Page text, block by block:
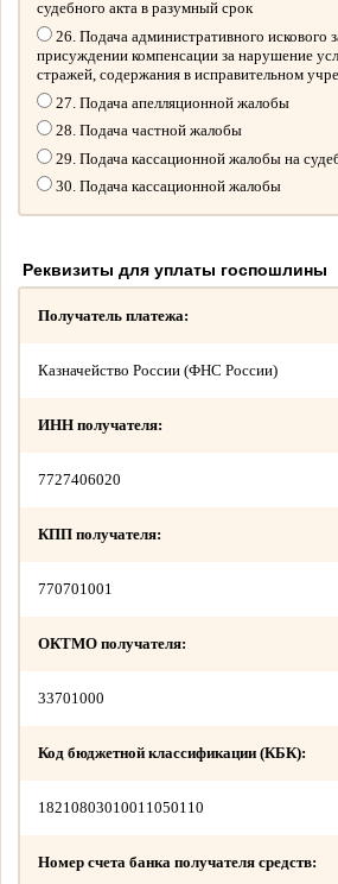
судебного акта в разумный срок
26. Подача административного искового
присуждении компенсации за нарушение
стражей, содержания в исправительном
27. Подача апелляционной жалобы
28. Подача частной жалобы
29. Подача кассационной жалобы на
30. Подача кассационной жалобы
Реквизиты для уплаты госпошлины
Получатель платежа:
Казначейство России (ФНС России)
ИНН получателя:
7727406020
КПП получателя:
770701001
ОКТМО получателя:
33701000
Код бюджетной классификации (КБК):
18210803010011050110
Номер счета банка получателя средств: